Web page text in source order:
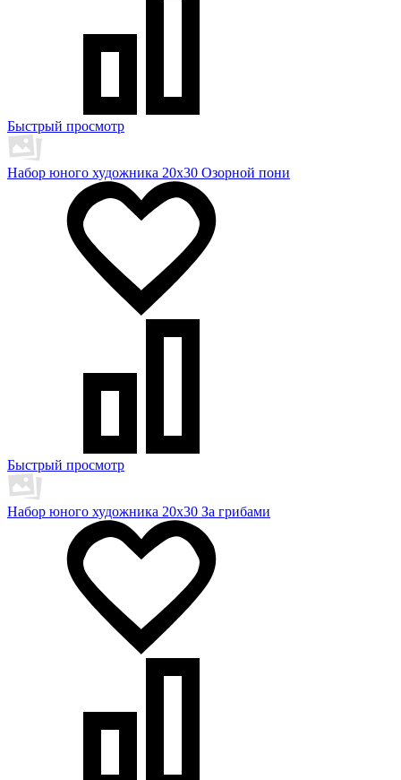
Быстрый просмотр
Набор юного художника 20х30 Озорной пони
Быстрый просмотр
Набор юного художника 20х30 За грибами